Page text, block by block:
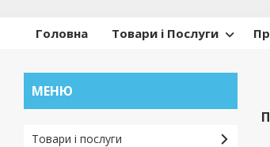
Головна Товари і Послуги
Товари і послуги